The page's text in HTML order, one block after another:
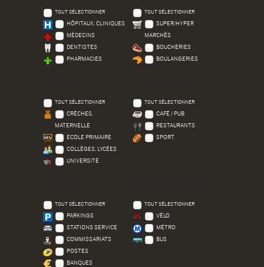
TOUT SÉLECTIONNER
HÔPITAUX, CLINIQUES
MÉDECINS
DENTISTES
PHARMACIES
TOUT SÉLECTIONNER
SUPER/HYPER
MARCHÉS
BOUCHERIES
BOULANGERIES
TOUT SÉLECTIONNER
CRÈCHES,
MATERNELLE
ECOLE PRIMAIRE
COLLÈGES, LYCÉES
UNIVERSITÉ
TOUT SÉLECTIONNER
CAFÉ / PUB
RESTAURANTS
SPORT
TOUT SÉLECTIONNER
PARKINGS
STATIONS SERVICE
COMMISSARIATS
POSTES
BANQUES
TOUT SÉLECTIONNER
VÉLO
MÉTRO
BUS